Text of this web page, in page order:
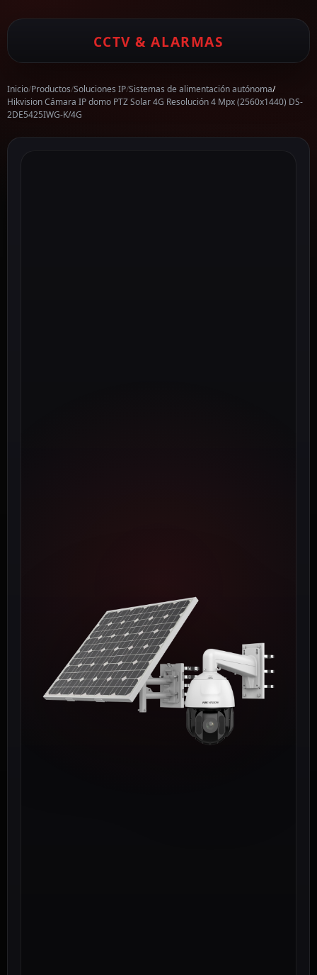
CCTV & ALARMAS
Inicio/Productos/Soluciones IP/Sistemas de alimentación autónoma/
Hikvision Cámara IP domo PTZ Solar 4G Resolución 4 Mpx (2560x1440) DS-
2DE5425IWG-K/4G